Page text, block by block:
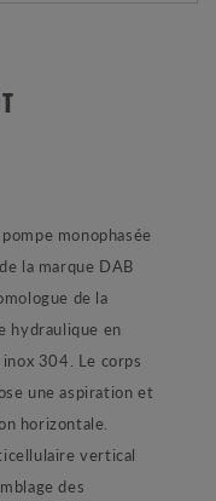
monophasée
la marque DAB
de la
hydraulique en
304. Le corps
une aspiration et
horizontale.
vertical
des